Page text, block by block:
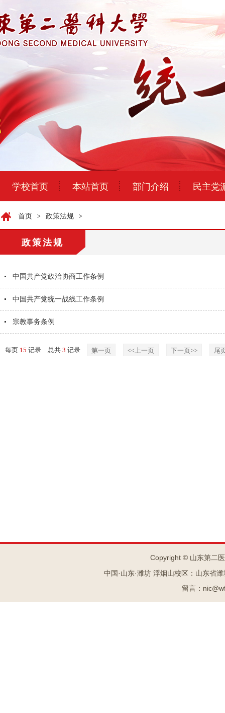
学校首页 本站首页 部门介绍 民主党
首页 政策法规
政策法规
中国共产党政治协商工作条例
中国共产党统一战线工作条例
宗教事务条例
每页 15 记录 总共 3 记录 第一页 <<上一页 下一页>> 尾
Copyright © 山东第二
中国·山东·潍坊 浮烟山校区：山东省
留言：